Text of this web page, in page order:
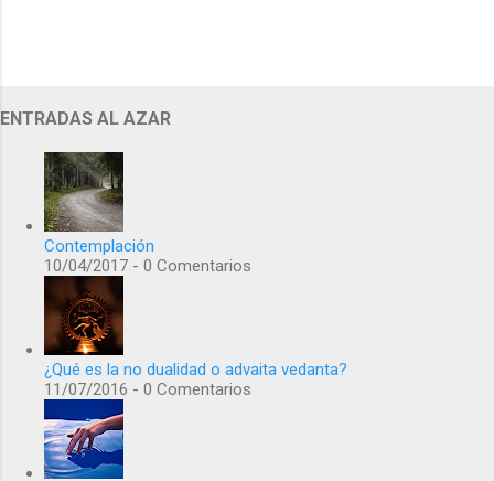
ENTRADAS AL AZAR
Contemplación
10/04/2017 - 0 Comentarios
¿Qué es la no dualidad o advaita vedanta?
11/07/2016 - 0 Comentarios